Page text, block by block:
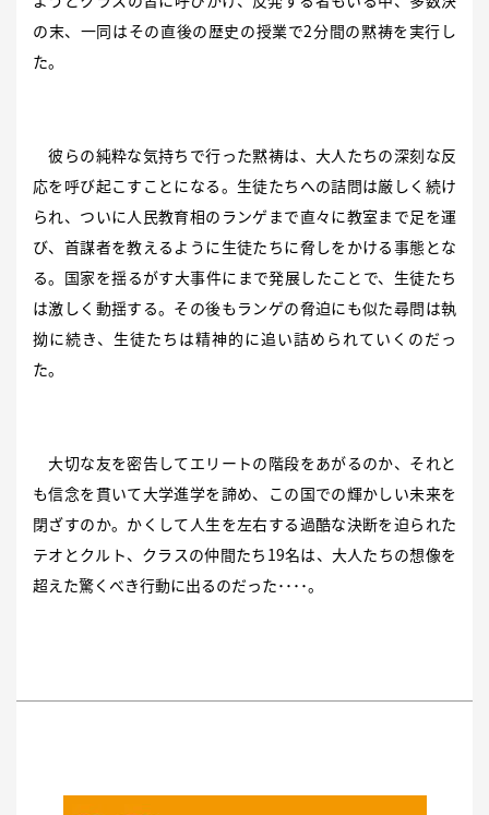
の末、一同はその直後の歴史の授業で2分間の黙祷を実行し
た。
彼らの純粋な気持ちで行った黙祷は、大人たちの深刻な反
応を呼び起こすことになる。生徒たちへの詰問は厳しく続け
られ、ついに人民教育相のランゲまで直々に教室まで足を運
び、首謀者を教えるように生徒たちに脅しをかける事態とな
る。国家を揺るがす大事件にまで発展したことで、生徒たち
は激しく動揺する。その後もランゲの脅迫にも似た尋問は執
拗に続き、生徒たちは精神的に追い詰められていくのだっ
た。
大切な友を密告してエリートの階段をあがるのか、それと
も信念を貫いて大学進学を諦め、この国での輝かしい未来を
閉ざすのか。かくして人生を左右する過酷な決断を迫られた
テオとクルト、クラスの仲間たち19名は、大人たちの想像を
超えた驚くべき行動に出るのだった････。